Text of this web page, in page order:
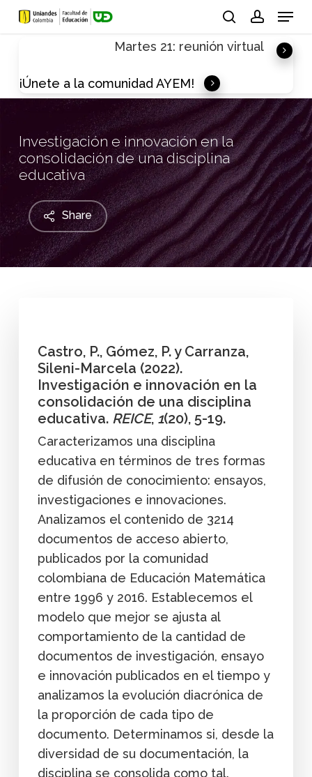
Skip
Menu
Martes 21: reunión virtual
¡Únete a la comunidad AYEM!
Investigación e innovación en la
consolidación de una disciplina
educativa
Share
Castro, P., Gómez, P. y Carranza,
Sileni-Marcela (2022).
Investigación e innovación en la
consolidación de una disciplina
educativa. REICE, 1(20), 5-19.
Caracterizamos una disciplina
educativa en términos de tres formas
de difusión de conocimiento: ensayos,
investigaciones e innovaciones.
Analizamos el contenido de 3214
documentos de acceso abierto,
publicados por la comunidad
colombiana de Educación Matemática
entre 1996 y 2016. Establecemos el
modelo que mejor se ajusta al
comportamiento de la cantidad de
documentos de investigación, ensayo
e innovación publicados en el tiempo y
analizamos la evolución diacrónica de
la proporción de cada tipo de
documento. Determinamos si, desde la
diversidad de su documentación, la
disciplina se consolida como tal.